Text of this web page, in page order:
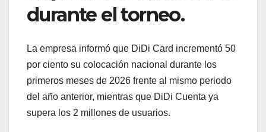
durante el torneo.
La empresa informó que DiDi Card incrementó 50
por ciento su colocación nacional durante los
primeros meses de 2026 frente al mismo periodo
del año anterior, mientras que DiDi Cuenta ya
supera los 2 millones de usuarios.